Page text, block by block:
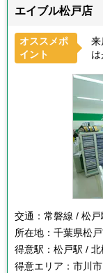
エイブル松戸店
オススメポ
イント
来
交通： 常磐線 / 松戸
所在地： 千葉県松
得意駅： 松戸駅 /
得意エリア： 市川